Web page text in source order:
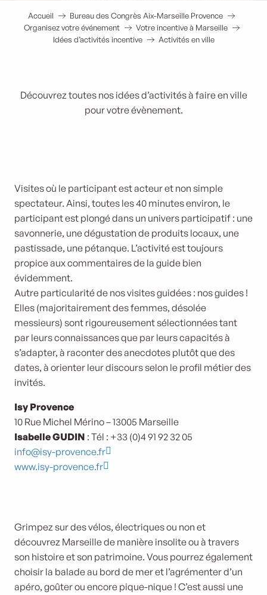
Accueil
Bureau des Congrès Aix-Marseille Provence
Organisez votre événement
Votre incentive à Marseille
Idées d’activités incentive
Activités en ville
Découvrez toutes nos idées d’activités à faire en ville
pour votre évènement.
Visites où le participant est acteur et non simple
spectateur. Ainsi, toutes les 40 minutes environ, le
participant est plongé dans un univers participatif : une
savonnerie, une dégustation de produits locaux, une
pastissade, une pétanque. L’activité est toujours
propice aux commentaires de la guide bien
évidemment.
Autre particularité de nos visites guidées : nos guides !
Elles (majoritairement des femmes, désolée
messieurs) sont rigoureusement sélectionnées tant
par leurs connaissances que par leurs capacités à
s’adapter, à raconter des anecdotes plutôt que des
dates, à orienter leur discours selon le profil métier des
invités.
Isy Provence
10 Rue Michel Mérino – 13005 Marseille
Isabelle GUDIN : Tél : +33 (0)4 91 92 32 05
info@isy-provence.fr
www.isy-provence.fr
Grimpez sur des vélos, électriques ou non et
découvrez Marseille de manière insolite ou à travers
son histoire et son patrimoine. Vous pourrez également
choisir la balade au bord de mer et l’agrémenter d’un
apéro, goûter ou encore pique-nique ! C’est aussi une